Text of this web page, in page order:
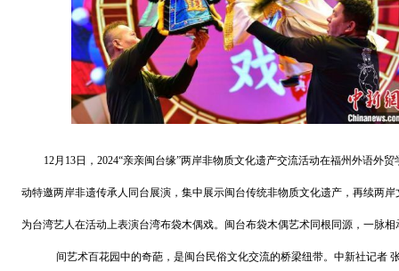
12月13日，2024“亲亲闽台缘”两岸非物质文化遗产交流活动在福州外语外
动特邀两岸非遗传承人同台展演，集中展示闽台传统非物质文化遗产，再续两岸
为台湾艺人在活动上表演台湾布袋木偶戏。闽台布袋木偶艺术同根同源，一脉相
间艺术百花园中的奇葩，是闽台民俗文化交流的桥梁纽带。中新社记者